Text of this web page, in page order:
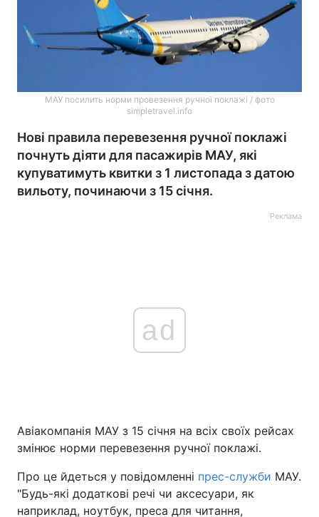
МАУ посилить норми провезення ручної поклажі / фото
simpletravel.info
Нові правила перевезення ручної поклажі
почнуть діяти для пасажирів МАУ, які
купуватимуть квитки з 1 листопада з датою
вильоту, починаючи з 15 січня.
Реклама
ad
Авіакомпанія МАУ з 15 січня на всіх своїх рейсах
змінює норми перевезення ручної поклажі.
Про це йдеться у повідомленні прес-служби МАУ.
"Будь-які додаткові речі чи аксесуари, як
наприклад, ноутбук, преса для читання,